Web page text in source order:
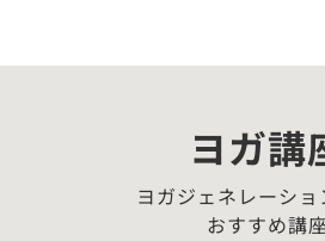
ヨガ講
ヨガジェネレーショ
おすすめ講